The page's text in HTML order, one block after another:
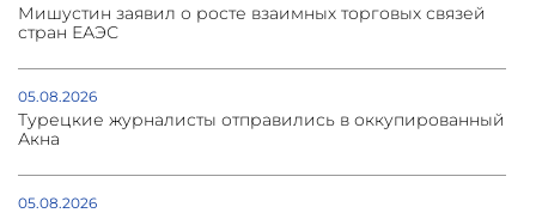
Мишустин заявил о росте взаимных торговых связей
стран ЕАЭС
05.08.2026
Турецкие журналисты отправились в оккупированный
Акна
05.08.2026